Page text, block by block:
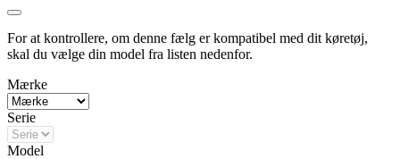
For at kontrollere, om denne fælg er kompatibel med dit køretøj,
skal du vælge din model fra listen nedenfor.
Mærke
Serie
Model